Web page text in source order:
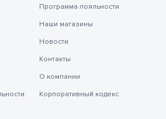
Программа лояльности
Наши магазины
Новости
Контакты
О компании
Корпоративный кодекс